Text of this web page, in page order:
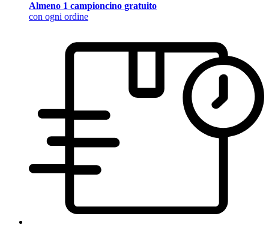
Almeno 1 campioncino gratuito
con ogni ordine